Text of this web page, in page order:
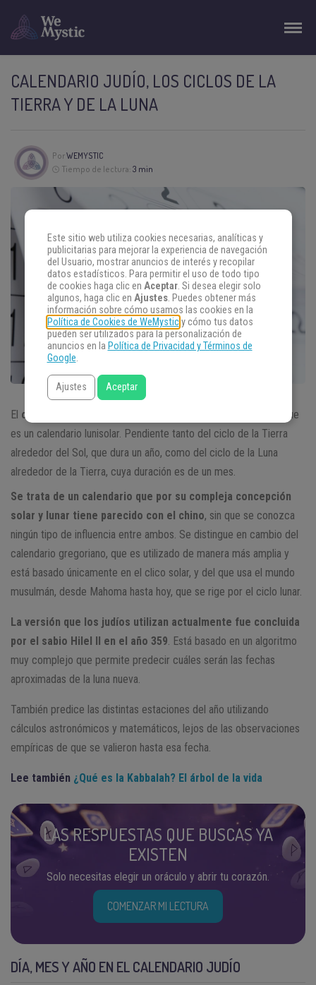
CALENDARIO JUDÍO, LOS CICLOS DE LA
TIERRA Y DE LA LUNA
PorWEMYSTIC
Tiempo de lectura: 3 min
El calendario judío
se basa en ambos tipos de ciclos. Por lo que
es un calendario lunisolar. Pendiente tanto del ciclo de la Tierra
alrededor del Sol, que dura un año, como del ciclo de la Luna
alrededor de la Tierra, cuya duración es de un mes.
Se trata de un calendario que por su compleja concepción
solar y lunar tiene parecido con el chino, sin que se conozca
ningún tipo de influencia entre ambos. Se distingue en cambio del
calendario gregoriano, que es utilizado de manera más amplia y
está basado únicamente en el clico solar, y del que usa el mundo
musulmán, desde Mahoma hasta hoy, que se rige por el ciclo lunar.
La versión que los judíos utilizan actualmente fue concluida
por el sabio Hilel II en el año 359 . Está basado en un algoritmo
muy complejo que permite predecir cuáles serán las fechas
aproximadas de la luna nueva.
También predice las distintas estaciones del año utilizando
cálculos astronómicos y matemáticos, lejos de las observaciones
empíricas de que se valieron hasta esa fecha.
Lee también ¿Qué es la Kabbalah? El árbol de la vida
LAS RESPUESTAS QUE BUSCAS YA
EXISTEN
Solo necesitas elegir un oráculo y abrir tu corazón.
COMENZAR MI LECTURA
DÍA, MES Y AÑO EN EL CALENDARIO JUDÍO
Este sitio web utiliza cookies necesarias, analíticas y
publicitarias para mejorar la experiencia de navegación
del Usuario, mostrar anuncios de interés y recopilar
datos estadísticos. Para permitir el uso de todo tipo
de cookies haga clic en Aceptar. Si desea elegir solo
algunos, haga clic en Ajustes. Puedes obtener más
información sobre cómo usamos las cookies en la
Política de Cookies de WeMysticy cómo tus datos
pueden ser utilizados para la personalización de
anuncios en la Política de Privacidad y Términos de
Google.
Ajustes Aceptar